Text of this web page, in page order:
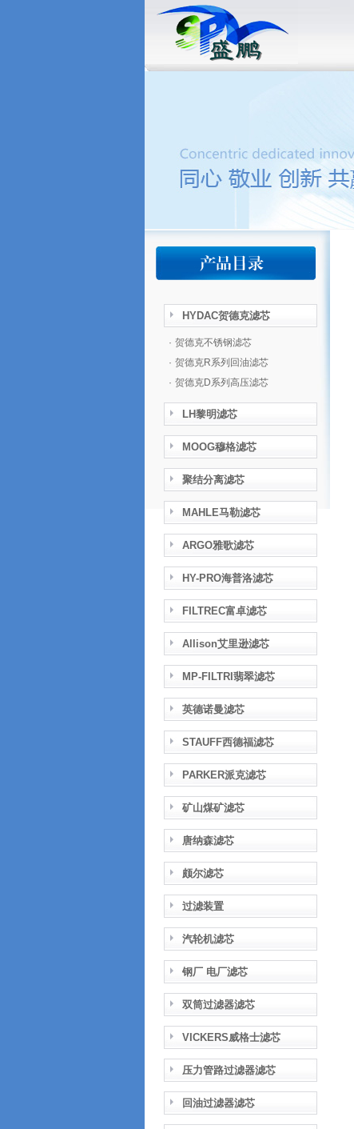
HYDAC贺德克滤芯
· 贺德克不锈钢滤芯
· 贺德克R系列回油滤芯
· 贺德克D系列高压滤芯
LH黎明滤芯
MOOG穆格滤芯
聚结分离滤芯
MAHLE马勒滤芯
ARGO雅歌滤芯
HY-PRO海普洛滤芯
FILTREC富卓滤芯
Allison艾里逊滤芯
MP-FILTRI翡翠滤芯
英德诺曼滤芯
STAUFF西德福滤芯
PARKER派克滤芯
矿山煤矿滤芯
唐纳森滤芯
颇尔滤芯
过滤装置
汽轮机滤芯
钢厂 电厂滤芯
双筒过滤器滤芯
VICKERS威格士滤芯
压力管路过滤器滤芯
回油过滤器滤芯